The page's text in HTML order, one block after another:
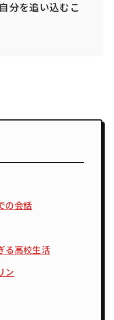
分を追い込むこ
の会話
る高校生活
ン